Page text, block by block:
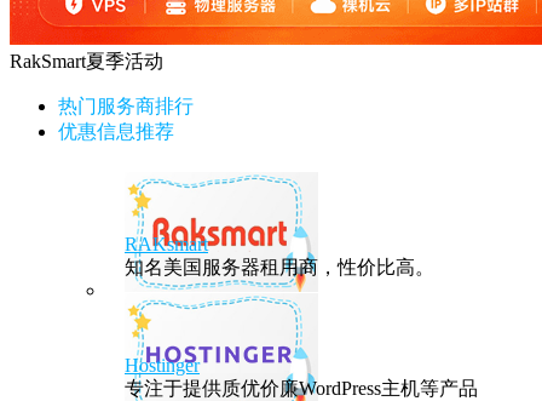
RakSmart夏季活动
热门服务商排行
优惠信息推荐
RAKsmart
知名美国服务器租用商，性价比高。
Hostinger
专注于提供质优价廉WordPress主机等产品